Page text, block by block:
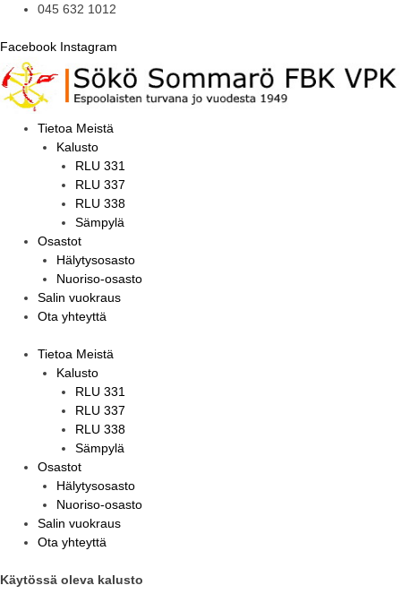
045 632 1012
Facebook Instagram
Tietoa Meistä
Kalusto
RLU 331
RLU 337
RLU 338
Sämpylä
Osastot
Hälytysosasto
Nuoriso-osasto
Salin vuokraus
Ota yhteyttä
Tietoa Meistä
Kalusto
RLU 331
RLU 337
RLU 338
Sämpylä
Osastot
Hälytysosasto
Nuoriso-osasto
Salin vuokraus
Ota yhteyttä
Käytössä oleva kalusto